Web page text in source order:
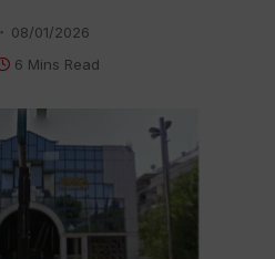
08/01/2026
6 Mins Read